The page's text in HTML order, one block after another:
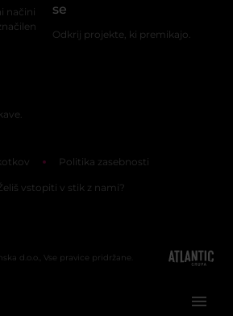
načini
se
Odkrij projekte, ki premikajo.
Politika zasebnosti
vstopiti v stik z nami?
d.o.o., Vse pravice pridržane.